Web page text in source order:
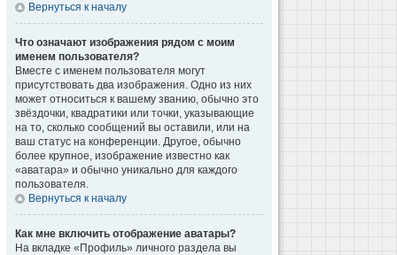
Вернуться к началу
Что означают изображения рядом с моим
именем пользователя?
Вместе с именем пользователя могут
присутствовать два изображения. Одно из них
может относиться к вашему званию, обычно это
звёздочки, квадратики или точки, указывающие
на то, сколько сообщений вы оставили, или на
ваш статус на конференции. Другое, обычно
более крупное, изображение известно как
«аватара» и обычно уникально для каждого
пользователя.
Вернуться к началу
Как мне включить отображение аватары?
На вкладке «Профиль» личного раздела вы